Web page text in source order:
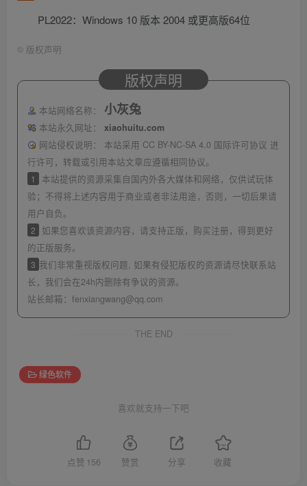
PL2022：Windows 10 版本 2004 或更高版64位
© 版权声明
版权声明
本站网络名称： 小灰兔
本站永久网址：
xiaohuitu.com
网站侵权说明：
本站采用 CC BY-NC-SA 4.0 国际许可协议 进
行许可，转载或引用本站文章应遵循相同协议。
1
本站提供的资源采集自国内外各大媒体和网络，仅供试玩体
验；不得将上述内容用于商业或者非法用途，否则，一切后果请
用户自负。
2
如果您喜欢该资源内容，请支持正版，购买注册，得到更好
的正版服务。
3 我们非常重视版权问题, 如果有侵犯版权的资源请尽快联系站
长，我们会在24h内删除有争议的资源。
站长邮箱： fenxiangwang@qq.com
THE END
绿色软件
喜欢就支持一下吧
点赞 156 赞赏 分享 收藏